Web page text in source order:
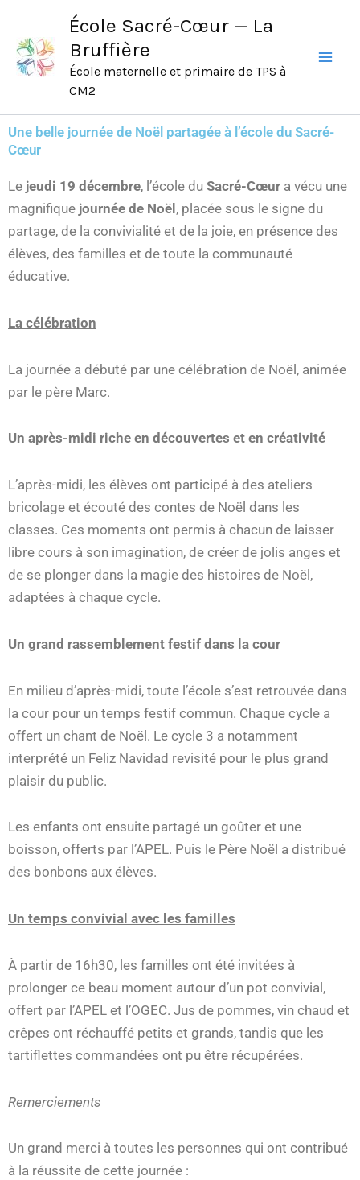
contenu
École Sacré-Cœur — La
Bruffière
École maternelle et primaire de TPS à
CM2
Une belle journée de Noël partagée à l’école du Sacré-
Cœur
Le jeudi 19 décembre, l’école du Sacré-Cœur a vécu une
magnifique journée de Noël , placée sous le signe du
partage, de la convivialité et de la joie, en présence des
élèves, des familles et de toute la communauté
éducative.
La célébration
La journée a débuté par une célébration de Noël, animée
par le père Marc.
Un après-midi riche en découvertes et en créativité
L’après-midi, les élèves ont participé à des ateliers
bricolage et écouté des contes de Noël dans les
classes. Ces moments ont permis à chacun de laisser
libre cours à son imagination, de créer de jolis anges et
de se plonger dans la magie des histoires de Noël,
adaptées à chaque cycle.
Un grand rassemblement festif dans la cour
En milieu d’après-midi, toute l’école s’est retrouvée dans
la cour pour un temps festif commun. Chaque cycle a
offert un chant de Noël. Le cycle 3 a notamment
interprété un Feliz Navidad revisité pour le plus grand
plaisir du public.
Les enfants ont ensuite partagé un goûter et une
boisson, offerts par l’APEL. Puis le Père Noël a distribué
des bonbons aux élèves.
Un temps convivial avec les familles
À partir de 16h30, les familles ont été invitées à
prolonger ce beau moment autour d’un pot convivial,
offert par l’APEL et l’OGEC. Jus de pommes, vin chaud et
crêpes ont réchauffé petits et grands, tandis que les
tartiflettes commandées ont pu être récupérées.
Remerciements
Un grand merci à toutes les personnes qui ont contribué
à la réussite de cette journée :